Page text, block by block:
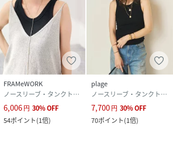
FRAMeWORK
ノースリーブ・タンクトップ
6,006円 30%OFF
54ポイント(1倍)
plage
ノースリーブ・タンクトップ
7,700円 30%OFF
70ポイント(1倍)